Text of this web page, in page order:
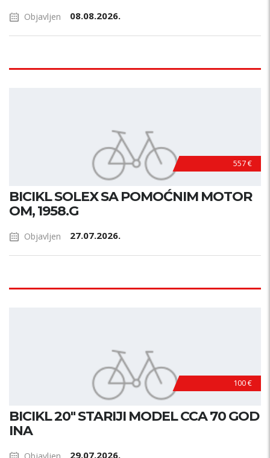
Objavljen 08.08.2026.
557 €
BICIKL SOLEX SA POMOĆNIM MOTOR
OM, 1958.G
Objavljen 27.07.2026.
100 €
BICIKL 20" STARIJI MODEL CCA 70 GOD
INA
29.07.2026.